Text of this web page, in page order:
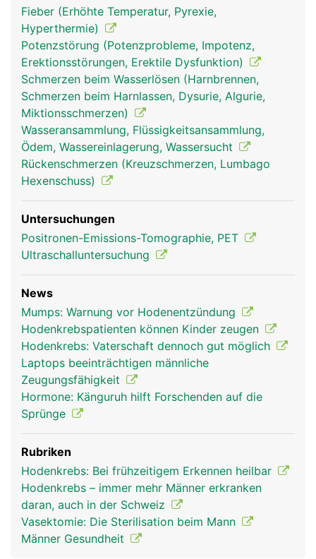
Fieber (Erhöhte Temperatur, Pyrexie,
Hyperthermie)
Potenzstörung (Potenzprobleme, Impotenz,
Erektionsstörungen, Erektile Dysfunktion)
Schmerzen beim Wasserlösen (Harnbrennen,
Schmerzen beim Harnlassen, Dysurie, Algurie,
Miktionsschmerzen)
Wasseransammlung, Flüssigkeitsansammlung,
Ödem, Wassereinlagerung, Wassersucht
Rückenschmerzen (Kreuzschmerzen, Lumbago
Hexenschuss)
Untersuchungen
Positronen-Emissions-Tomographie, PET
Ultraschalluntersuchung
News
Mumps: Warnung vor Hodenentzündung
Hodenkrebspatienten können Kinder zeugen
Hodenkrebs: Vaterschaft dennoch gut möglich
Laptops beeinträchtigen männliche
Zeugungsfähigkeit
Hormone: Känguruh hilft Forschenden auf die
Sprünge
Rubriken
Hodenkrebs: Bei frühzeitigem Erkennen heilbar
Hodenkrebs – immer mehr Männer erkranken
daran, auch in der Schweiz
Vasektomie: Die Sterilisation beim Mann
Männer Gesundheit